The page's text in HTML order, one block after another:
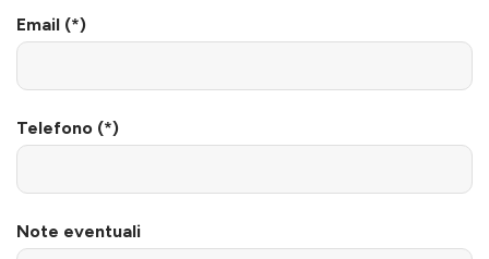
Email (*)
Telefono (*)
Note eventuali